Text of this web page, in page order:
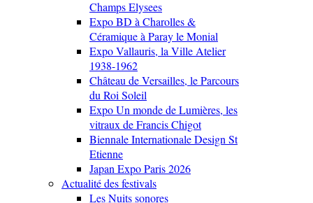
Champs Elysees
Expo BD à Charolles &
Céramique à Paray le Monial
Expo Vallauris, la Ville Atelier
1938-1962
Château de Versailles, le Parcours
du Roi Soleil
Expo Un monde de Lumières, les
vitraux de Francis Chigot
Biennale Internationale Design St
Etienne
Japan Expo Paris 2026
Actualité des festivals
Les Nuits sonores